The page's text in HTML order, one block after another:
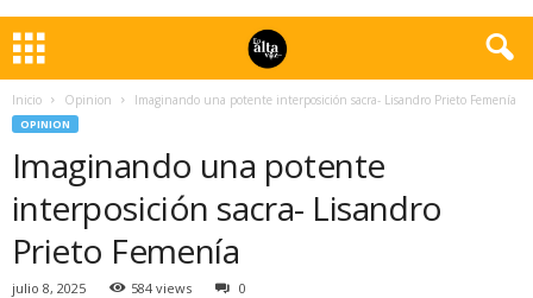
Inicio Opinion Imaginando una potente interposición sacra- Lisandro Prieto Femenía
OPINION
Imaginando una potente
interposición sacra- Lisandro
Prieto Femenía
julio 8, 2025 584 views 0